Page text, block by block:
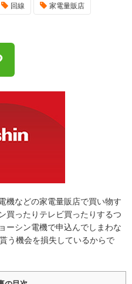
回線 家電量販店
機などの家電量販店で買い物す
買ったりテレビ買ったりするつ
ーシン電機で申込んでしまわな
う機会を損失しているからで